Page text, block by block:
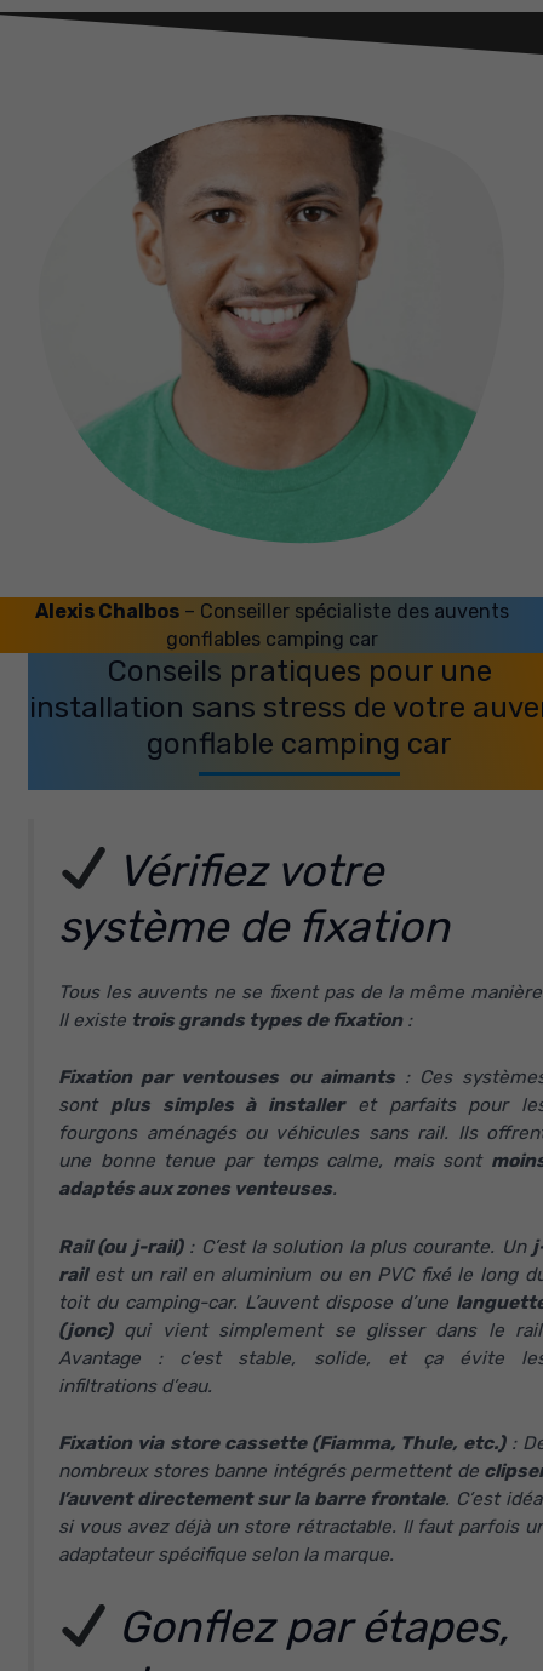
Alexis Chalbos– Conseiller spécialiste des auvents
gonflables camping car
Conseils pratiques pour une
installation sans stress de votre
gonflable camping car
Vérifiez votre
système de fixation
Tous les auvents ne se fixent pas de la même
Il existe trois grands types de fixation:
Fixation par ventouses ou aimants: Ces
sont plus simples à installeret parfaits pour
fourgons aménagés ou véhicules sans rail. Ils
une bonne tenue par temps calme, mais sont
adaptés aux zones venteuses.
Rail (ou j-rail): C’est la solution la plus courante. Un
railest un rail en aluminium ou en PVC fixé le long
toit du camping-car. L’auvent dispose d’une
(jonc)qui vient simplement se glisser dans le
Avantage : c’est stable, solide, et ça évite
infiltrations d’eau.
Fixation via store cassette (Fiamma, Thule, etc.):
nombreux stores banne intégrés permettent de
l’auvent directement sur la barre frontale. C’est
si vous avez déjà un store rétractable. Il faut parfois
adaptateur spécifique selon la marque.
Gonflez par étapes,